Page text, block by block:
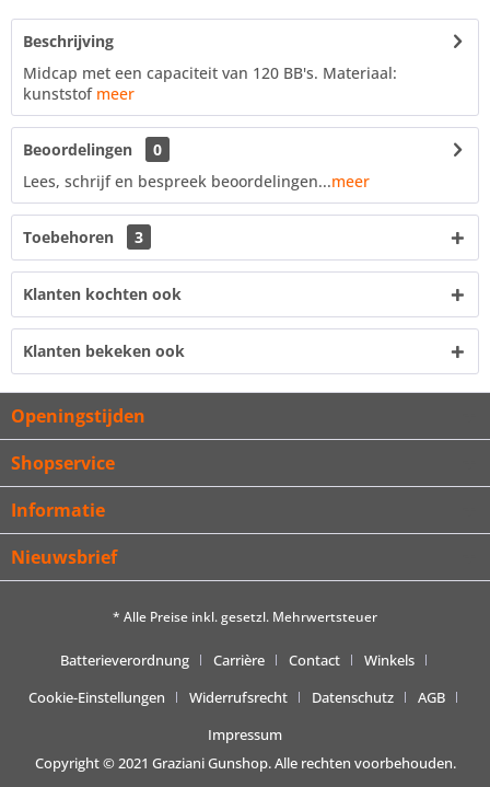
Beschrijving
Midcap met een capaciteit van 120 BB's. Materiaal:
kunststof meer
Beoordelingen
0
Lees, schrijf en bespreek beoordelingen...meer
Toebehoren 3
Klanten kochten ook
Klanten bekeken ook
Openingstijden
Shopservice
Informatie
Nieuwsbrief
* Alle Preise inkl. gesetzl. Mehrwertsteuer
Batterieverordnung Carrière Contact
Winkels
Cookie-Einstellungen
Widerrufsrecht Datenschutz
AGB
Impressum
Copyright © 2021 Graziani Gunshop. Alle rechten voorbehouden.